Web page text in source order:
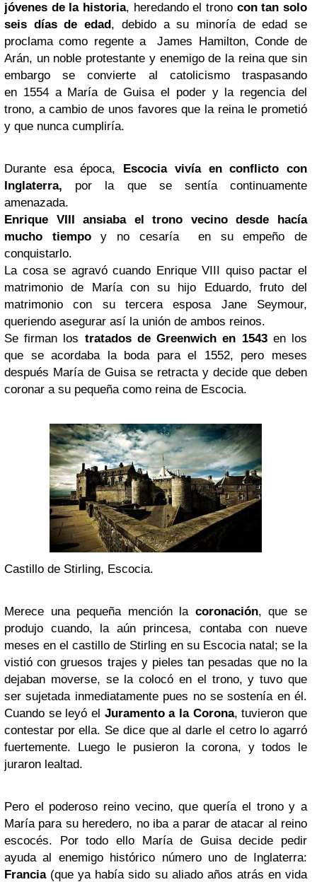
jóvenes de la historia, heredando el trono con tan solo
seis días de edad, debido a su minoría de edad se
proclama como regente a James Hamilton, Conde de
Arán, un noble protestante y enemigo de la reina que sin
embargo se convierte al catolicismo traspasando
en 1554 a María de Guisa el poder y la regencia del
trono, a cambio de unos favores que la reina le prometió
y que nunca cumpliría.
Durante esa época, Escocia vivía en conflicto con
Inglaterra, por la que se sentía continuamente
amenazada.
Enrique VIII ansiaba el trono vecino desde hacía
mucho tiempoy no cesaría en su empeño de
conquistarlo.
La cosa se agravó cuando Enrique VIII quiso pactar el
matrimonio de María con su hijo Eduardo, fruto del
matrimonio con su tercera esposa Jane Seymour,
queriendo asegurar así la unión de ambos reinos.
Se firman los tratados de Greenwich en 1543en los
que se acordaba la boda para el 1552, pero meses
después María de Guisa se retracta y decide que deben
coronar a su pequeña como reina de Escocia.
Castillo de Stirling, Escocia.
Merece una pequeña mención la coronación, que se
produjo cuando, la aún princesa, contaba con nueve
meses en el castillo de Stirling en su Escocia natal; se la
vistió con gruesos trajes y pieles tan pesadas que no la
dejaban moverse, se la colocó en el trono, y tuvo que
ser sujetada inmediatamente pues no se sostenía en él.
Cuando se leyó el Juramento a la Corona, tuvieron que
contestar por ella. Se dice que al darle el cetro lo agarró
fuertemente. Luego le pusieron la corona, y todos le
juraron lealtad.
Pero el poderoso reino vecino, que quería el trono y a
María para su heredero, no iba a parar de atacar al reino
escocés. Por todo ello María de Guisa decide pedir
ayuda al enemigo histórico número uno de Inglaterra:
Francia(que ya había sido su aliado años atrás en vida